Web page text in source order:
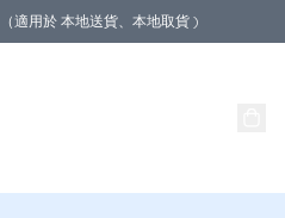
適用於 本地送貨、本地取貨 )